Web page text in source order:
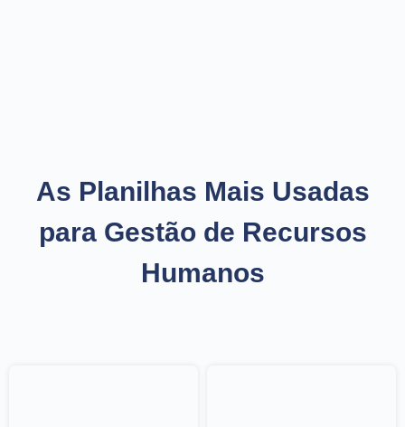
As Planilhas Mais Usadas
para Gestão de Recursos
Humanos